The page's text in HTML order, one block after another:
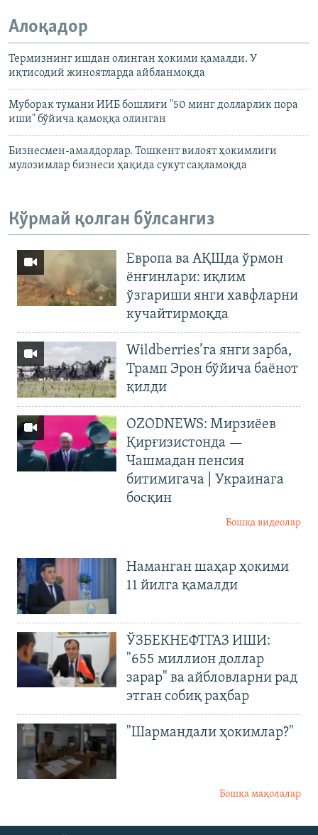
Алоқадор
Термизнинг ишдан олинган ҳокими қамалди. У
иқтисодий жиноятларда айбланмоқда
Муборак тумани ИИБ бошлиғи "50 минг долларлик пора
иши" бўйича қамоққа олинган
Бизнесмен-амалдорлар. Тошкент вилоят ҳокимлиги
мулозимлар бизнеси ҳақида сукут сақламоқда
Кўрмай қолган бўлсангиз
Европа ва АҚШда ўрмон
ёнғинлари: иқлим
ўзгариши янги хавфларни
кучайтирмоқда
Wildberries’га янги зарба,
Трамп Эрон бўйича баёнот
қилди
OZODNEWS: Мирзиёев
Қирғизистонда —
Чашмадан пенсия
битимигача | Украинага
босқин
Бошқа видеолар
Наманган шаҳар ҳокими
11 йилга қамалди
ЎЗБЕКНЕФТГАЗ ИШИ:
"655 миллион доллар
зарар" ва айбловларни рад
этган собиқ раҳбар
"Шармандали ҳокимлар?"
Бошқа мақолалар